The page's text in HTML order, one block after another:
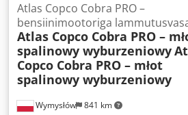
Wymysłów 841 km
Atlas Copco Cobra PRO –
bensiinimootoriga
Atlas Copco Cobra PRO –
spalinowy wyburzeniowy
Copco Cobra PRO – młot
spalinowy wyburzeniowy